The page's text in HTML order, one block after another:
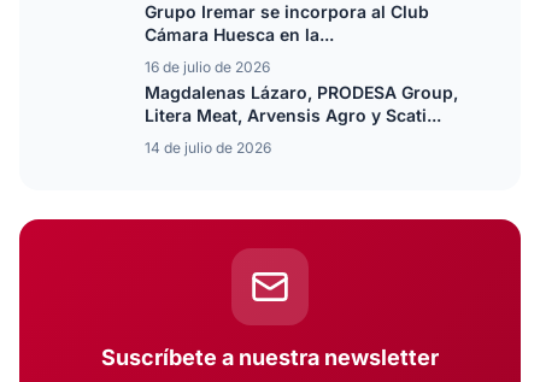
Grupo Iremar se incorpora al Club
Cámara Huesca en la...
16 de julio de 2026
Magdalenas Lázaro, PRODESA Group,
Litera Meat, Arvensis Agro y Scati...
14 de julio de 2026
Suscríbete a nuestra newsletter